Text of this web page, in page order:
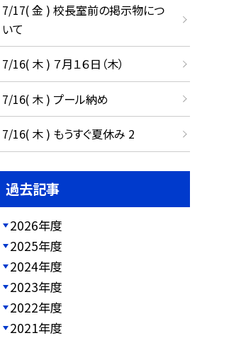
7/17( 金 ) 校長室前の掲示物につ
いて
7/16( 木 ) ７月１６日（木）
7/16( 木 ) プール納め
7/16( 木 ) もうすぐ夏休み 2
過去記事
2026年度
2025年度
2024年度
2023年度
2022年度
2021年度